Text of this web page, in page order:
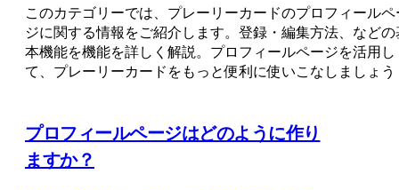
このカテゴリーでは、プレーリーカードのプロフィールペ
ジに関する情報をご紹介します。登録・編集方法、などの
本機能を機能を詳しく解説。プロフィールページを活用し
て、プレーリーカードをもっと便利に使いこなしましょう
プロフィールページはどのように作り
ますか？